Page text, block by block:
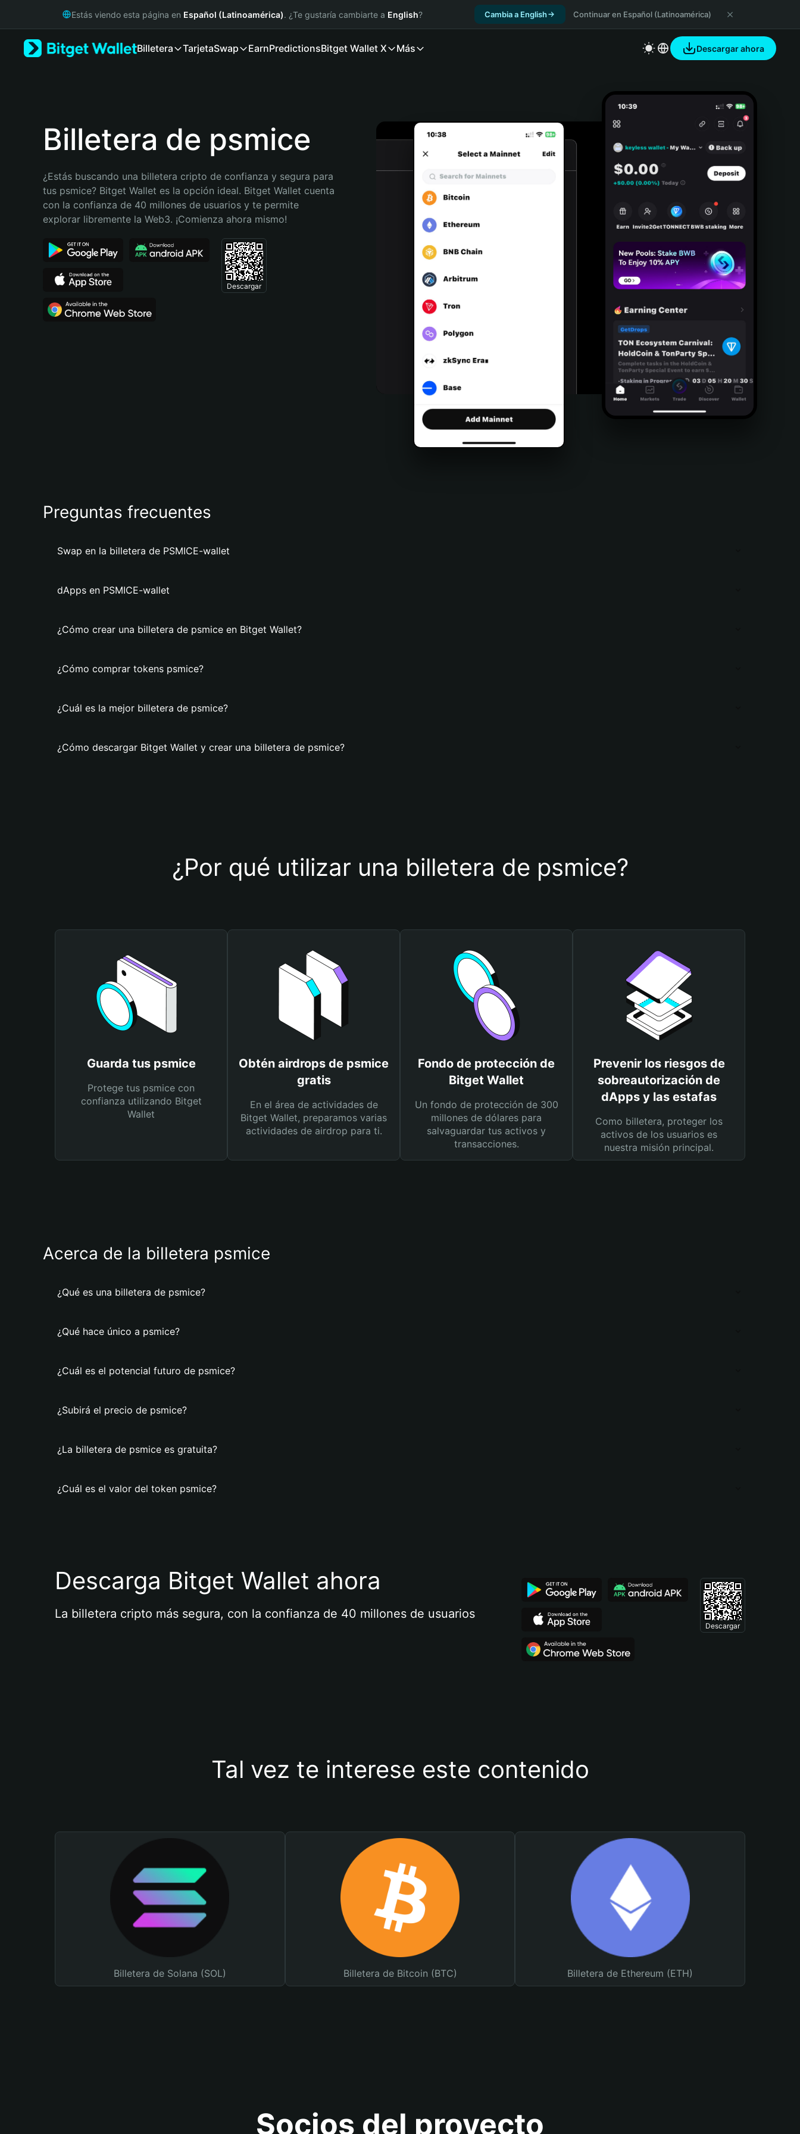
Русский
Bahasa Indonesia
Português (Brasil)
Estás viendo esta página en Español (Latinoamérica). ¿Te gustaría cambiarte a English? Cambia a English Continuar en Español (Latinoamérica)
Billetera TarjetaSwap EarnPredictionsBitget Wallet X Más Descargar ahora
Billetera de psmice
¿Estás buscando una billetera cripto de confianza y segura para
tus psmice? Bitget Wallet es la opción ideal. Bitget Wallet cuenta
con la confianza de 40 millones de usuarios y te permite
explorar libremente la Web3. ¡Comienza ahora mismo!
Descargar
Preguntas frecuentes
Swap en la billetera de PSMICE-wallet
dApps en PSMICE-wallet
¿Cómo crear una billetera de psmice en Bitget Wallet?
¿Cómo comprar tokens psmice?
¿Cuál es la mejor billetera de psmice?
¿Cómo descargar Bitget Wallet y crear una billetera de psmice?
¿Por qué utilizar una billetera de psmice?
Guarda tus psmice
Protege tus psmice con
confianza utilizando Bitget
Wallet
Obtén airdrops de psmice
gratis
En el área de actividades de
Bitget Wallet, preparamos varias
actividades de airdrop para ti.
Fondo de protección de
Bitget Wallet
Un fondo de protección de 300
millones de dólares para
salvaguardar tus activos y
transacciones.
Prevenir los riesgos de
sobreautorización de
dApps y las estafas
Como billetera, proteger los
activos de los usuarios es
nuestra misión principal.
Acerca de la billetera psmice
¿Qué es una billetera de psmice?
¿Qué hace único a psmice?
¿Cuál es el potencial futuro de psmice?
¿Subirá el precio de psmice?
¿La billetera de psmice es gratuita?
¿Cuál es el valor del token psmice?
Descarga Bitget Wallet ahora
La billetera cripto más segura, con la confianza de 40 millones de usuarios
Descargar
Tal vez te interese este contenido
Billetera de Solana (SOL) Billetera de Bitcoin (BTC) Billetera de Ethereum (ETH)
Socios del proyecto